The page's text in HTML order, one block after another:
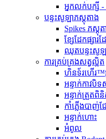
អ្នកលក់បក្សី -
បន្ទះសូឡាភស្តុតាង
Spikes ភស្តុត
ខ្សែដែកផ្សារដ
ឈុតបន្ទះសូឡ
ការគ្រប់គ្រងសត្វល្អិត
ហិនទ័រហើរ™អ្
អន្ទាក់កាវបិទ
អន្ទាក់ត្រួតពិនិ
កាំភ្លើងបា
អន្ទាក់ហោះ
អំពូល